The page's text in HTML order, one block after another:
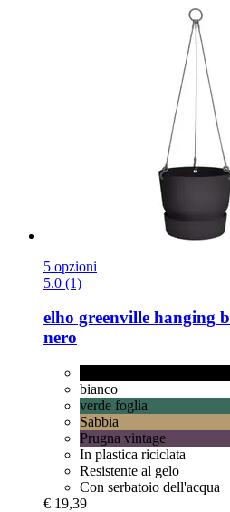
5 opzioni
5.0 (1)
elho greenville hanging
nero
bianco
verde foglia
Sabbia
Prugna vintage
In plastica riciclata
Resistente al gelo
Con serbatoio dell'acqua
€ 19,39